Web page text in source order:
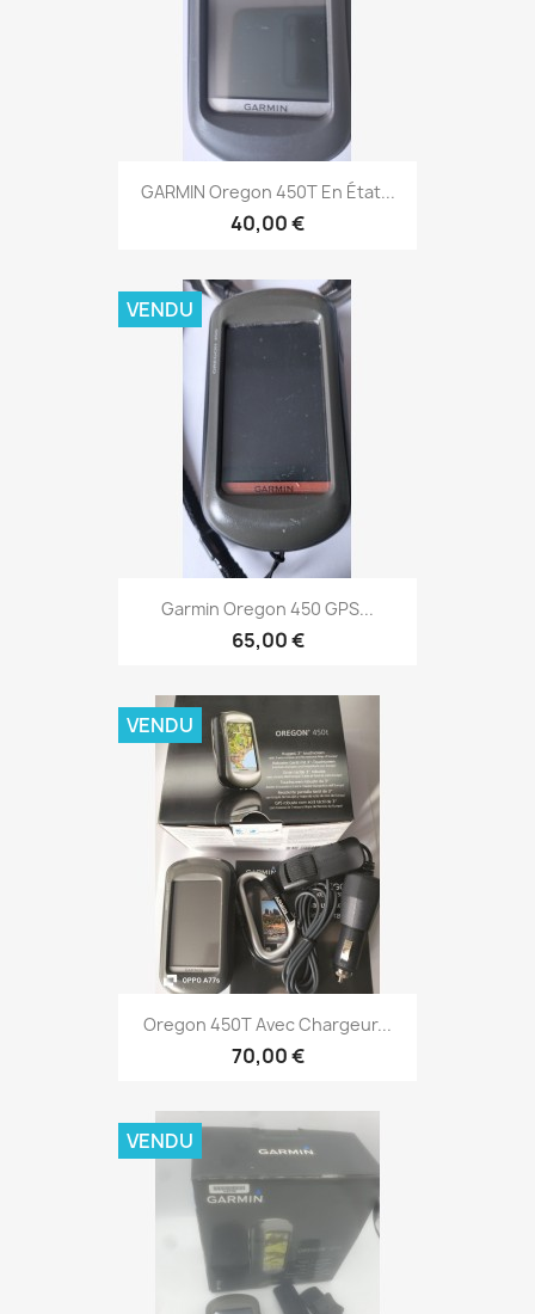
Aperçu rapide
GARMIN Oregon 450T En État...
40,00 €
Aperçu rapide
Garmin Oregon 450 GPS...
65,00 €
VENDU
Aperçu rapide
Oregon 450T Avec Chargeur...
70,00 €
VENDU
VENDU